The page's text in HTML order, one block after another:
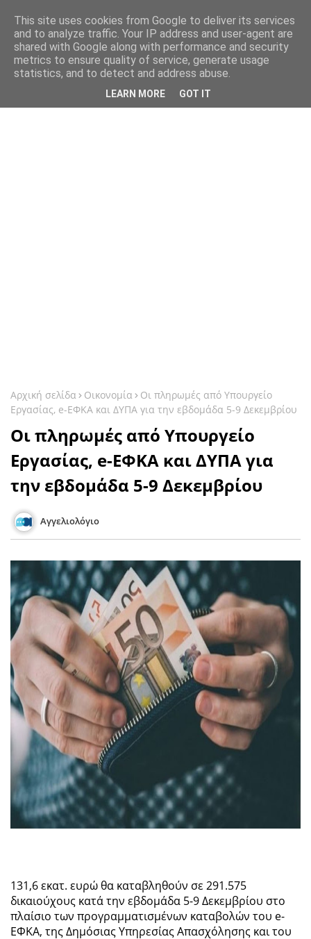
Αρχική σελίδα Οικονομία
Οι πληρωμές από Υπουργείο
Εργασίας, e-ΕΦΚΑ και ΔΥΠΑ για την εβδομάδα 5-9 Δεκεμβρίου
Οι πληρωμές από Υπουργείο
Εργασίας, e-ΕΦΚΑ και ΔΥΠΑ για
την εβδομάδα 5-9 Δεκεμβρίου
Αγγελιολόγιο
131,6 εκατ. ευρώ θα καταβληθούν σε 291.575
δικαιούχους κατά την εβδομάδα 5-9 Δεκεμβρίου στο
πλαίσιο των προγραμματισμένων καταβολών του e-
ΕΦΚΑ, της Δημόσιας Υπηρεσίας Απασχόλησης και του
This site uses cookies from Google to deliver its services
and to analyze traffic. Your IP address and user-agent are
shared with Google along with performance and security
metrics to ensure quality of service, generate usage
statistics, and to detect and address abuse.
LEARN MORE GOT IT